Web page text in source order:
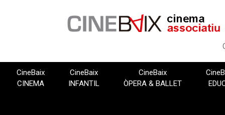
CineBaix
CINEMA
CineBaix
INFANTIL
CineBaix
ÒPERA & BALLET